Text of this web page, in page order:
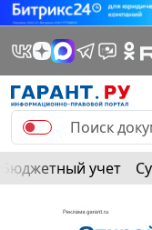
Бюджетный учет